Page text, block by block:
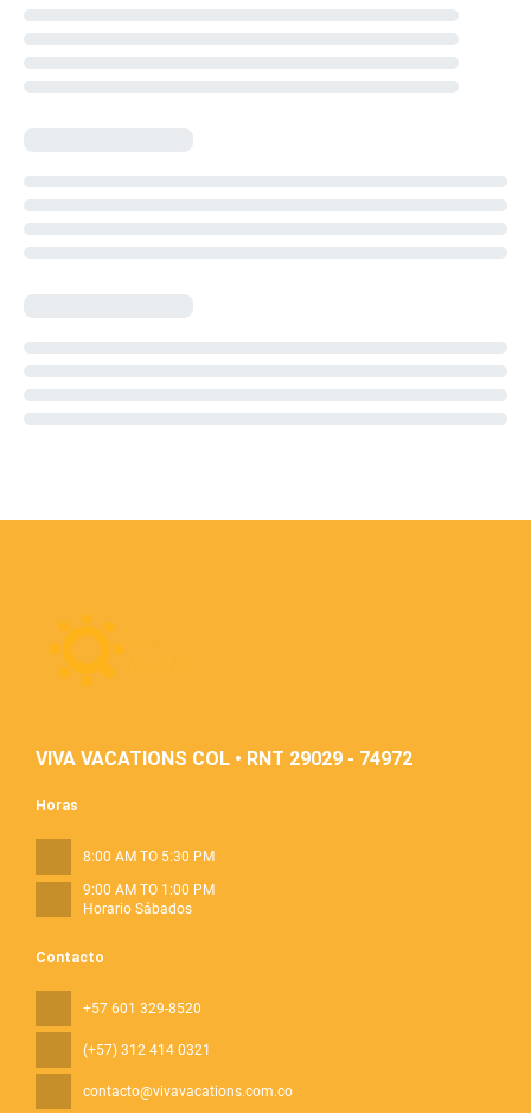
VIVA VACATIONS COL • RNT 29029 - 74972
Contacto
+57 601 329-8520
(+57) 312 414 0321
contacto@vivavacations.com.co
Horas
8:00 AM TO 5:30 PM
9:00 AM TO 1:00 PM
Horario Sábados